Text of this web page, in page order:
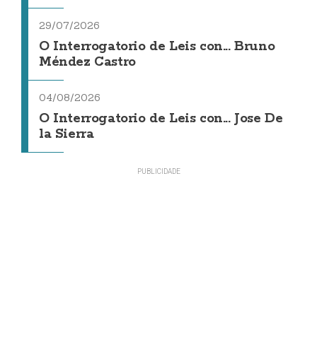
29/07/2026
O Interrogatorio de Leis con... Bruno
Méndez Castro
04/08/2026
O Interrogatorio de Leis con... Jose De
la Sierra